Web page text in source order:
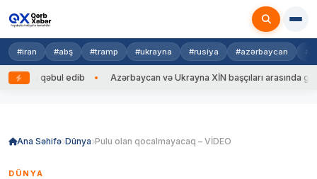
#iran #abş #tramp #ukrayna #rusiya #azərbaycan
edib Azərbaycan və Ukrayna XİN başçıları arasında geniş
Ana Səhifə Dünya Pulu olan qocalmayacaq – VİDEO
DÜNYA